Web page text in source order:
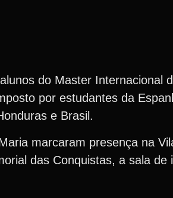
do Master Internacional
por estudantes da
e Brasil.
marcaram presença na
das Conquistas, a sala de